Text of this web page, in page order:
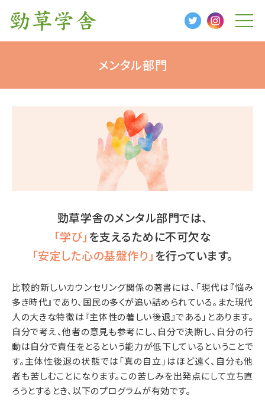
t
g
メンタル部門
勁草学舎のメンタル部門では、
「学び」 を支えるために不可欠な
「安定した心の基盤作り」 を行っています。
比較的新しいカウンセリング関係の著書には、「現代は『悩み
多き時代』であり、国民の多くが追い詰められている。また現代
人の大きな特徴は『主体性の著しい後退』である」とあります。
自分で考え、他者の意見も参考にし、自分で決断し、自分の行
動は自分で責任をとるという能力が低下しているということで
す。主体性後退の状態では「真の自立」はほど遠く、自分も他
者も苦しむことになります。この苦しみを出発点にして立ち直
ろうとするとき、以下のプログラムが有効です。